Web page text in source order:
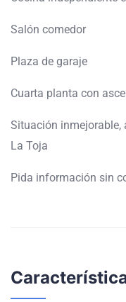
Salón comedor
Plaza de garaje
Cuarta planta con
Situación inmejorable,
La Toja
Pida información sin